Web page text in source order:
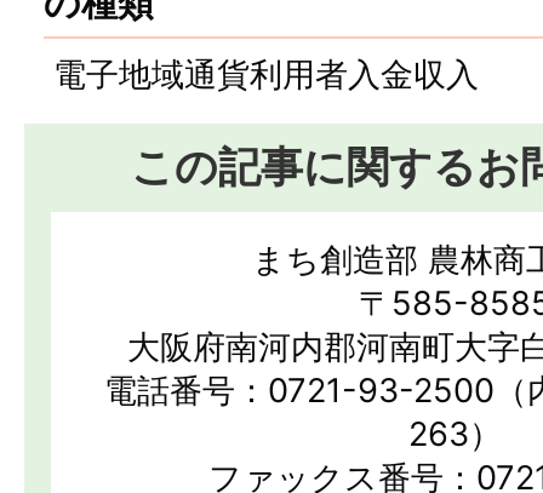
電子地域通貨利用者入金収入
この記事に関するお
まち創造部 農林商
〒585-
大阪府南河内郡河南町大字
電話番号：0721-93-2500（
263）
ファックス番号：